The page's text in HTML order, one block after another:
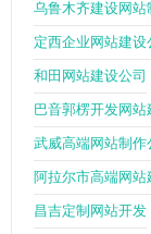
乌鲁木齐建设网站
定西企业网站建设
和田网站建设公司
巴音郭楞开发网站
武威高端网站制作
阿拉尔市高端网站
昌吉定制网站开发